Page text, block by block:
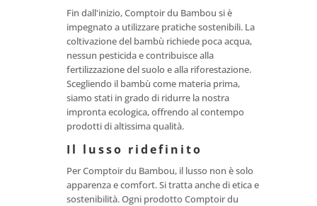
Fin dall'inizio, Comptoir du Bambou si è
impegnato a utilizzare pratiche sostenibili. La
coltivazione del bambù richiede poca acqua,
nessun pesticida e contribuisce alla
fertilizzazione del suolo e alla riforestazione.
Scegliendo il bambù come materia prima,
siamo stati in grado di ridurre la nostra
impronta ecologica, offrendo al contempo
prodotti di altissima qualità.
Il lusso ridefinito
Per Comptoir du Bambou, il lusso non è solo
apparenza e comfort. Si tratta anche di etica e
sostenibilità. Ogni prodotto Comptoir du